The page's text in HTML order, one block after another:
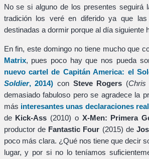
No se si alguno de los presentes seguirá
tradición los veré en diferido ya que
destinadas a dormir porque al día siguiente
En fin, este domingo no tiene mucho que
Matrix, pues poco hay que nos pueda
nuevo cartel de Capitán America: el
Soldier, 2014) con Steve Rogers (Chris
demasiado fabuloso pero se agradece la
más interesantes unas declaraciones
de Kick-Ass (2010) o X-Men: Primera
productor de Fantastic Four (2015) de
poco más clara. ¿Qué nos tiene que decir
lugar, y por si no lo teníamos